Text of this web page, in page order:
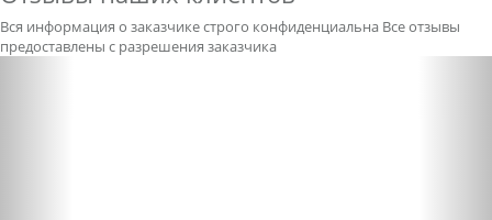
Вся информация о заказчике строго конфиденциальна Все отзывы
предоставлены с разрешения заказчика